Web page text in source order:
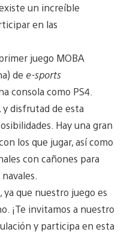
un increíble
en las
juego MOBA
de e-sports
consola como PS4.
y disfrutad de esta
Hay una gran
los que jugar, así como
con cañones para
que nuestro juego es
¡Te invitamos a nuestro
y participa en esta